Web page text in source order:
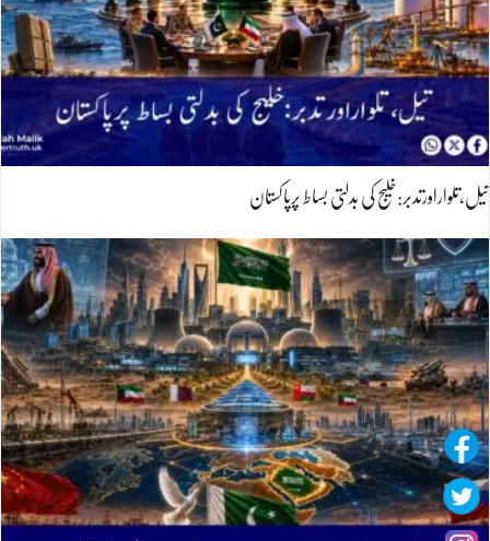
تیل،تلواراورتدبر:خلیج کی بدلتی بساط پرپاکستان